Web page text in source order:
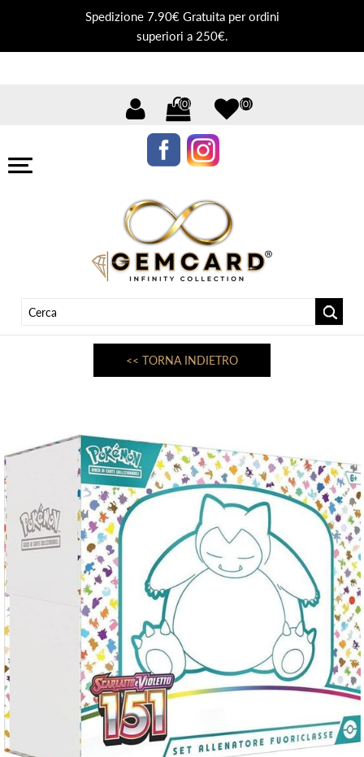
Spedizione 7.90€ Gratuita per ordini
superiori a 250€.
(0) (0)
<< TORNA INDIETRO